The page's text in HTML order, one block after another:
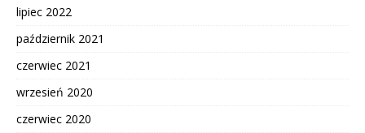
lipiec 2022
październik 2021
czerwiec 2021
wrzesień 2020
czerwiec 2020